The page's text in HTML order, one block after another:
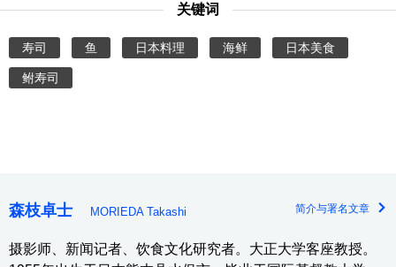
关键词
寿司 鱼 日本料理 海鲜 日本美食
鲋寿司
森枝卓士 MORIEDA Takashi 简介与署名文章
摄影师、新闻记者、饮食文化研究者。大正大学客座教授。